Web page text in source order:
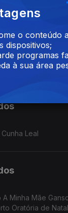
Leal
Leal
Leal
Minha Mãe
Oratória de
o conteúdo
dispositivos;
programas
à sua área